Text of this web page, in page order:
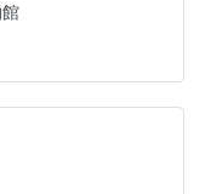
の遅延があったよ
をひたすら歩く。
曹橋を右折し明治
先ずは館内椅子に
そこそこ来園者が